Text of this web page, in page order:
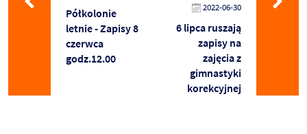
Półkolonie
letnie - Zapisy 8
czerwca
godz.12.00
2022-06-30
6 lipca ruszają
zapisy na
zajęcia z
gimnastyki
korekcyjnej